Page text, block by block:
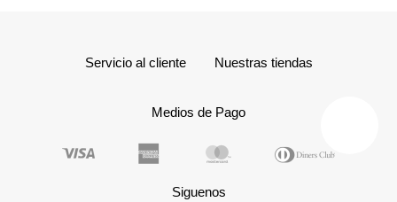
Servicio al cliente Nuestras tiendas
Medios de Pago
Siguenos